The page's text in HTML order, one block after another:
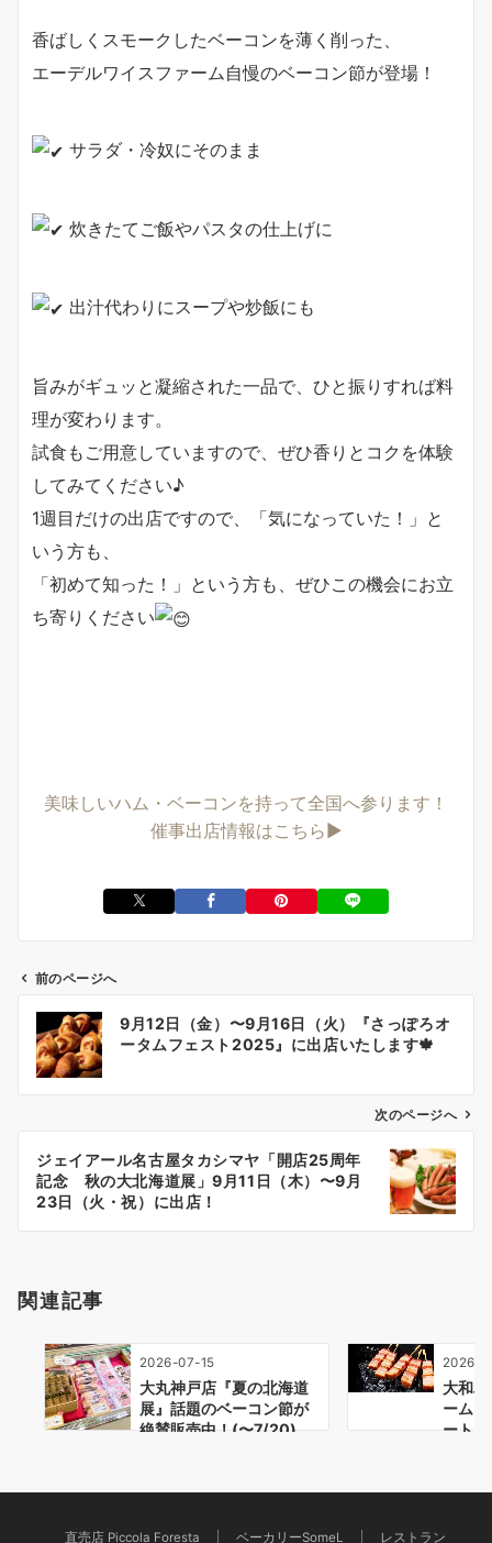
香ばしくスモークしたベーコンを薄く削った、
エーデルワイスファーム自慢のベーコン節が登場！
サラダ・冷奴にそのまま
炊きたてご飯やパスタの仕上げに
出汁代わりにスープや炒飯にも
旨みがギュッと凝縮された一品で、ひと振りすれば料
理が変わります。
試食もご用意していますので、ぜひ香りとコクを体験
してみてください♪
1週目だけの出店ですので、「気になっていた！」と
いう方も、
「初めて知った！」という方も、ぜひこの機会にお立
ち寄りください
美味しいハム・ベーコンを持って全国へ参ります！
催事出店情報はこちら▶︎
ン
前のページへ
9月12日（金）〜9月16日（火）『さっぽろオ
ータムフェスト2025』に出店いたします🍁
次のページへ
ジェイアール名古屋タカシマヤ「開店25周年
記念 秋の大北海道展」9月11日（木）〜9月
23日（火・祝）に出店！
関連記事
2026-07-15
大丸神戸店『夏の北海道
展』話題のベーコン節が
絶賛販売中！(〜7/20)
2026-
大和
ーム
ート
直売店 Piccola Foresta ベーカリーSomeL レストラン